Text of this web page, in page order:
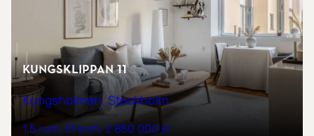
Kungsklippan 11
Kungsholmen, Stockholm
1,5 rum 31 kvm 2 850 000 kr